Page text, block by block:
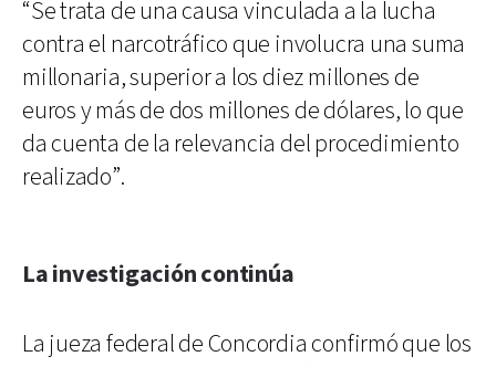
“Se trata de una causa vinculada a la lucha
contra el narcotráfico que involucra una suma
millonaria, superior a los diez millones de
euros y más de dos millones de dólares, lo que
da cuenta de la relevancia del procedimiento
realizado”.
La investigación continúa
La jueza federal de Concordia confirmó que los